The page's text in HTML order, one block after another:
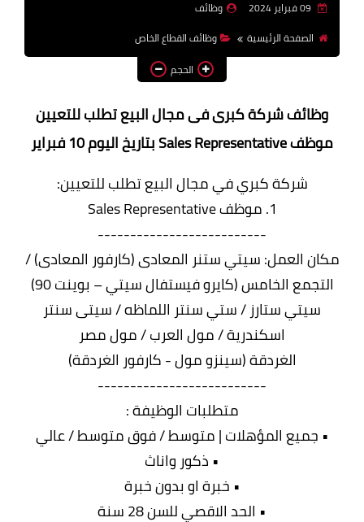
بالجامعات والمعاهد
اخبار
وظائف
الصفحة الرئيسية
وظائف القطاع الخاص
الحجم
وظائف شركة كبرى فى مجال البيع تطلب للتعيين
موظف Sales Representative بتاريخ اليوم 10 فبراير
شركة كبري في مجال البيع تطلب للتعيين:
1. موظف Sales Representative
--------------------------
مكان العمل: سيتي ستنر المعادى (كارفور المعادى) /
التجمع الخامس (كايرو فيستفال سيتي – بوينت 90)
سيتي ستارز / ستي سنتر اللماظه / سيتى سنتر
اسكندرية / مول العرب / مول مصر
الغردقة (سينزو مول - كارفور الغردقة)
--------------------------
متطلبات الوظيفة :
• جميع المؤهلات | متوسط / فوق متوسط / عالي
• ذكور واناث
• خبرة او بدون خبرة
• الحد الاقصي للسن 28 سنة